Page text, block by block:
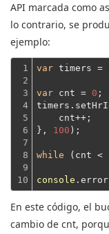
API marcada como
lo contrario, se
ejemplo:
1
2
3
4
5
6
7
8
9
10
var timers =
var cnt = 0 ;
    cnt++;
}, 100 );
while (cnt <
console
En este código, el
cambio de cnt,